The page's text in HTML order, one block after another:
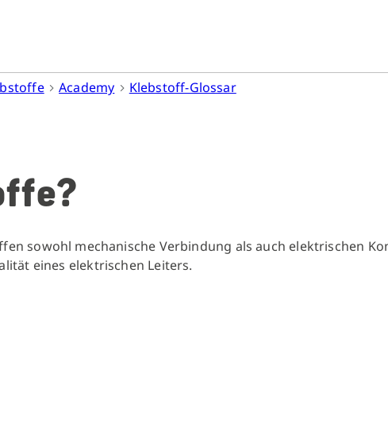
Academy Klebstoff-Glossar
sowohl mechanische Verbindung als auch elektrischen
eines elektrischen Leiters.